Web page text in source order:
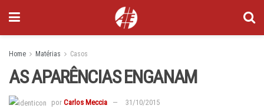
Home Matérias Casos
AS APARÊNCIAS ENGANAM
por Carlos Meccia 31/10/2015